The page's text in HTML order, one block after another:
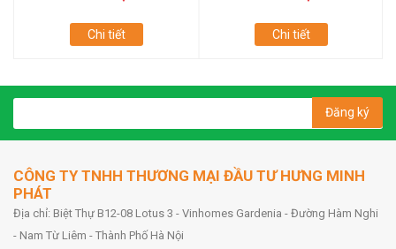
Chi tiết Chi tiết
Đăng ký
CÔNG TY TNHH THƯƠNG MẠI ĐẦU TƯ HƯNG MINH
PHÁT
Địa chỉ: Biệt Thự B12-08 Lotus 3 - Vinhomes Gardenia - Đường Hàm Nghi
- Nam Từ Liêm - Thành Phố Hà Nội